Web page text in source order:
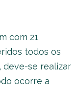
com 21
todos os
deve-se realizar
ocorre a